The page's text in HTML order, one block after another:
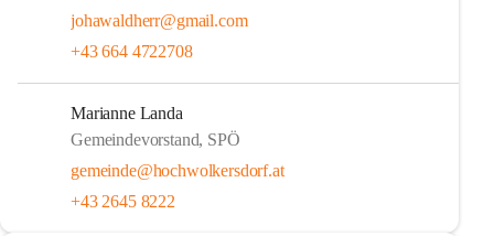
johawaldherr@gmail.com
+43 664 4722708
Marianne Landa
Gemeindevorstand, SPÖ
gemeinde@hochwolkersdorf.at
+43 2645 8222